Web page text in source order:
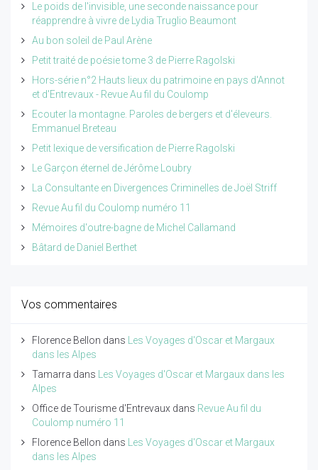
Le poids de l'invisible, une seconde naissance pour
réapprendre à vivre de Lydia Truglio Beaumont
Au bon soleil de Paul Arène
Petit traité de poésie tome 3 de Pierre Ragolski
Hors-série n°2 Hauts lieux du patrimoine en pays d'Annot
et d'Entrevaux - Revue Au fil du Coulomp
Ecouter la montagne. Paroles de bergers et d'éleveurs.
Emmanuel Breteau
Petit lexique de versification de Pierre Ragolski
Le Garçon éternel de Jérôme Loubry
La Consultante en Divergences Criminelles de Joël Striff
Revue Au fil du Coulomp numéro 11
Mémoires d'outre-bagne de Michel Callamand
Bâtard de Daniel Berthet
Vos commentaires
Florence Bellon dans
Les Voyages d'Oscar et Margaux
dans les Alpes
Tamarra dans
Les Voyages d'Oscar et Margaux dans les
Alpes
Office de Tourisme d'Entrevaux dans Revue Au fil du
Coulomp numéro 11
Florence Bellon dans
Les Voyages d'Oscar et Margaux
dans les Alpes